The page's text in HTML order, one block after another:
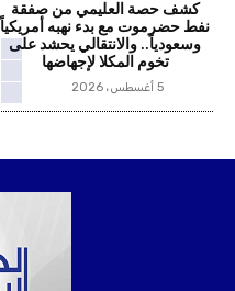
كشف حصة العليمي من صفقة
نفط حضرموت مع بدء نهبه أمريكياً
وسعودياً.. والانتقالي يحشد على
تخوم المكلا لإجهاضها
5 أغسطس، 2026